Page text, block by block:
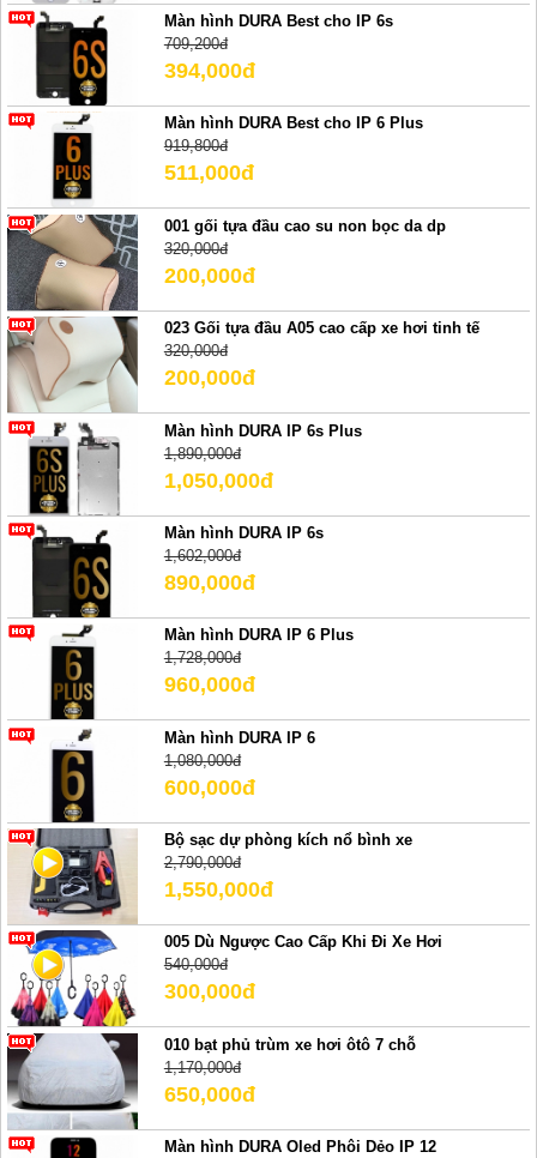
Màn hình DURA Best cho IP 6s
709,200đ
394,000đ
Màn hình DURA Best cho IP 6 Plus
919,800đ
511,000đ
001 gối tựa đầu cao su non bọc da dp
320,000đ
200,000đ
023 Gối tựa đầu A05 cao cấp xe hơi tinh tế
320,000đ
200,000đ
Màn hình DURA IP 6s Plus
1,890,000đ
1,050,000đ
Màn hình DURA IP 6s
1,602,000đ
890,000đ
Màn hình DURA IP 6 Plus
1,728,000đ
960,000đ
Màn hình DURA IP 6
1,080,000đ
600,000đ
Bộ sạc dự phòng kích nổ bình xe
2,790,000đ
1,550,000đ
005 Dù Ngược Cao Cấp Khi Đi Xe Hơi
540,000đ
300,000đ
010 bạt phủ trùm xe hơi ôtô 7 chỗ
1,170,000đ
650,000đ
Màn hình DURA Oled Phôi Dẻo IP 12